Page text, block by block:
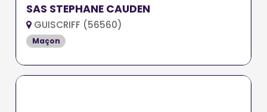
SAS STEPHANE CAUDEN
GUISCRIFF (56560)
Maçon